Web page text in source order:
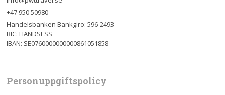
+47 950 50980
Handelsbanken Bankgiro: 596-2493
BIC: HANDSESS
IBAN: SE0760000000000861051858
Personuppgiftspolicy